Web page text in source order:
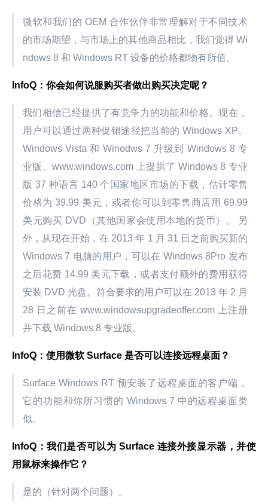
微软和我们的 OEM 合作伙伴非常理解对于不同技术
的市场期望，与市场上的其他商品相比，我们觉得 Wi
ndows 8 和 Windows RT 设备的价格都物有所值。
InfoQ：你会如何说服购买者做出购买决定呢？
我们相信已经提供了有竞争力的功能和价格。现在，
用户可以通过两种促销途径把当前的 Windows XP、
Windows Vista 和 Winodws 7 升级到 Windows 8 专
业版。www.windows.com 上提拱了 Windows 8 专业
版 37 种语言 140 个国家地区市场的下载，估计零售
价格为 39.99 美元，或者你可以到零售商店用 69.99
美元购买 DVD（其他国家会使用本地的货币）。 另
外，从现在开始，在 2013 年 1 月 31 日之前购买新的
Windows 7 电脑的用户，可以在 Windows 8Pro 发布
之后花费 14.99 美元下载，或者支付额外的费用获得
安装 DVD 光盘。符合要求的用户可以在 2013 年 2 月
28 日之前在 www.windowsupgradeoffer.com 上注册
并下载 Windows 8 专业版。
InfoQ：使用微软 Surface 是否可以连接远程桌面？
Surface Windows RT 预安装了远程桌面的客户端，
它的功能和你所习惯的 Windows 7 中的远程桌面类
似。
InfoQ：我们是否可以为 Surface 连接外接显示器，并使
用鼠标来操作它？
是的（针对两个问题）。